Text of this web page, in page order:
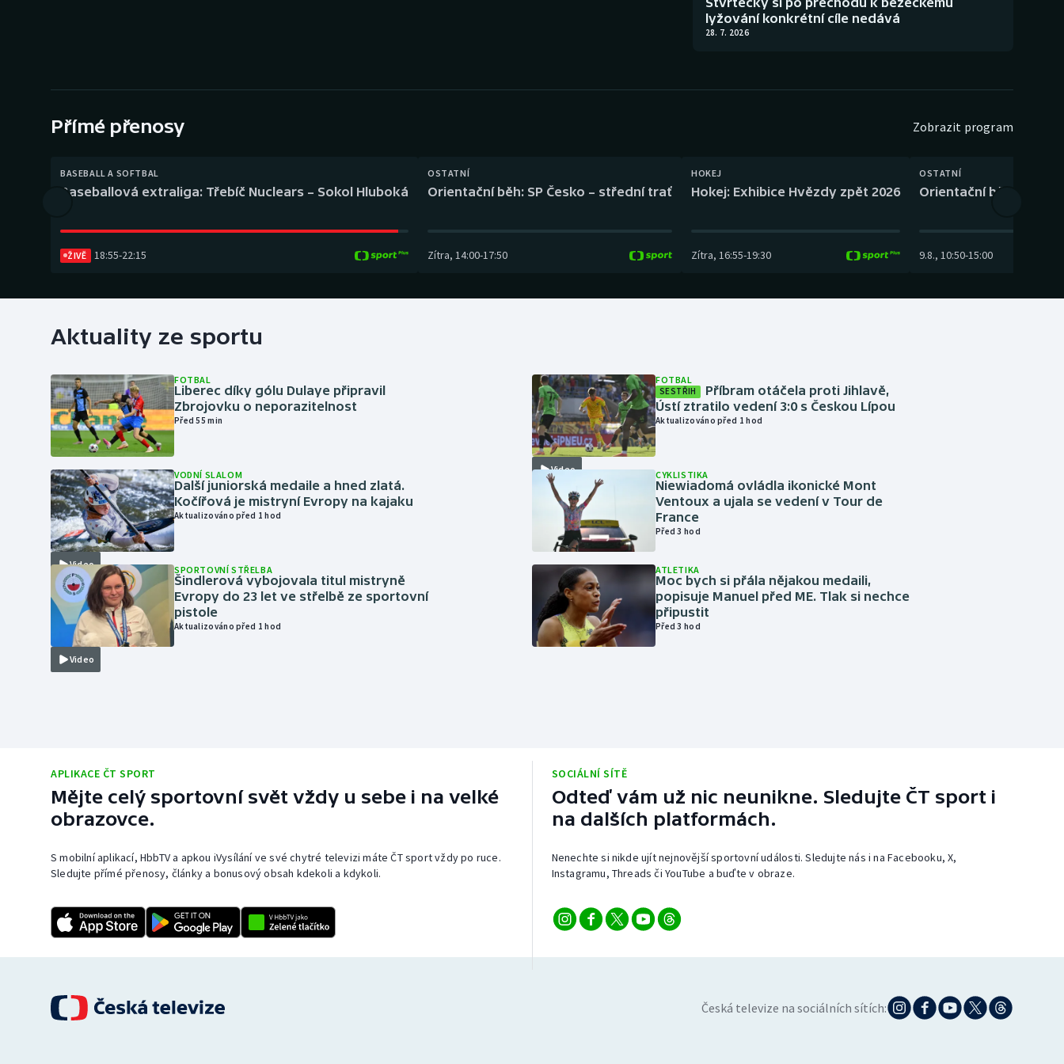
Gymnastika Plážový volejbal
lyžování konkrétní cíle nedává
28. 7. 2026
Přímé přenosy Zobrazit program
BASEBALL A SOFTBAL
Baseballová extraliga: Třebíč Nuclears – Sokol Hluboká
ŽIVĚ 18:55-22:15
OSTATNÍ
Orientační běh: SP Česko – střední trať
Zítra, 14:00-17:50
HOKEJ
Hokej: Exhibice Hvězdy zpět 2026
Zítra, 16:55-19:30
OSTATNÍ
Orientační běh: SP
9.8., 10:50-15:00
Aktuality ze sportu
FOTBAL
Liberec díky gólu Dulaye připravil
Zbrojovku o neporazitelnost
Před 55 min
Video
VODNÍ SLALOM
Další juniorská medaile a hned zlatá.
Kočířová je mistryní Evropy na kajaku
Aktualizováno před 1 hod
Video
SPORTOVNÍ STŘELBA
Šindlerová vybojovala titul mistryně
Evropy do 23 let ve střelbě ze sportovní
pistole
Aktualizováno před 1 hod
Video
FOTBAL
SESTŘIH
Příbram otáčela proti Jihlavě,
Ústí ztratilo vedení 3:0 s Českou Lípou
Aktualizováno před 1 hod
CYKLISTIKA
Niewiadomá ovládla ikonické Mont
Ventoux a ujala se vedení v Tour de
France
Před 3 hod
ATLETIKA
Moc bych si přála nějakou medaili,
popisuje Manuel před ME. Tlak si nechce
připustit
Před 3 hod
APLIKACE ČT SPORT
Mějte celý sportovní svět vždy u sebe i na velké
obrazovce.
S mobilní aplikací, HbbTV a apkou iVysílání ve své chytré televizi máte ČT sport vždy po ruce.
Sledujte přímé přenosy, články a bonusový obsah kdekoli a kdykoli.
SOCIÁLNÍ SÍTĚ
Odteď vám už nic neunikne. Sledujte ČT sport i
na dalších platformách.
Nenechte si nikde ujít nejnovější sportovní události. Sledujte nás i na Facebooku, X,
Instagramu, Threads či YouTube a buďte v obraze.
Česká televize na sociálních sítích: